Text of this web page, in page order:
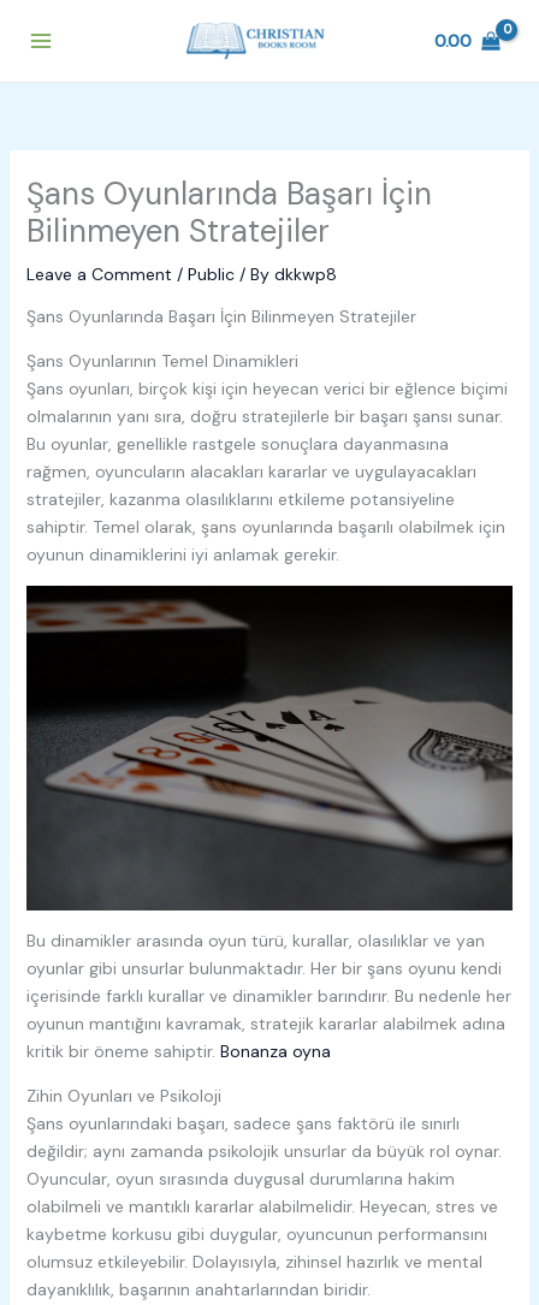
0.00
Şans Oyunlarında Başarı İçin
Bilinmeyen Stratejiler
Leave a Comment / Public/ By dkkwp8
Şans Oyunlarında Başarı İçin Bilinmeyen Stratejiler
Şans Oyunlarının Temel Dinamikleri
Şans oyunları, birçok kişi için heyecan verici bir eğlence biçimi
olmalarının yanı sıra, doğru stratejilerle bir başarı şansı sunar.
Bu oyunlar, genellikle rastgele sonuçlara dayanmasına
rağmen, oyuncuların alacakları kararlar ve uygulayacakları
stratejiler, kazanma olasılıklarını etkileme potansiyeline
sahiptir. Temel olarak, şans oyunlarında başarılı olabilmek için
oyunun dinamiklerini iyi anlamak gerekir.
Bu dinamikler arasında oyun türü, kurallar, olasılıklar ve yan
oyunlar gibi unsurlar bulunmaktadır. Her bir şans oyunu kendi
içerisinde farklı kurallar ve dinamikler barındırır. Bu nedenle her
oyunun mantığını kavramak, stratejik kararlar alabilmek adına
kritik bir öneme sahiptir. Bonanza oyna
Zihin Oyunları ve Psikoloji
Şans oyunlarındaki başarı, sadece şans faktörü ile sınırlı
değildir; aynı zamanda psikolojik unsurlar da büyük rol oynar.
Oyuncular, oyun sırasında duygusal durumlarına hakim
olabilmeli ve mantıklı kararlar alabilmelidir. Heyecan, stres ve
kaybetme korkusu gibi duygular, oyuncunun performansını
olumsuz etkileyebilir. Dolayısıyla, zihinsel hazırlık ve mental
dayanıklılık, başarının anahtarlarından biridir.